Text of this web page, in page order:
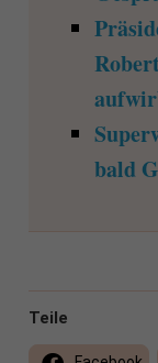
bald
Teile